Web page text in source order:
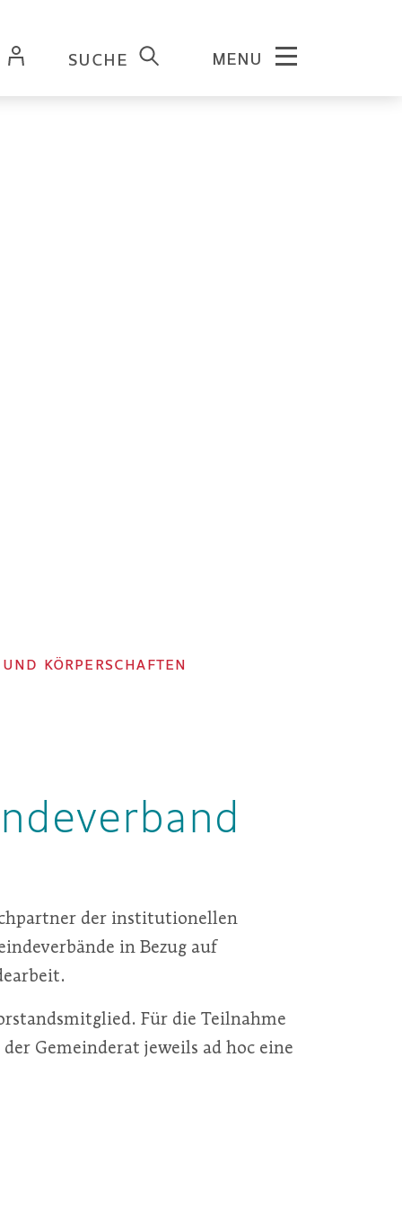
SUCHE MENU
KÖRPERSCHAFTEN
der institutionellen
in Bezug auf
Für die Teilnahme
Gemeinderat jeweils ad hoc eine